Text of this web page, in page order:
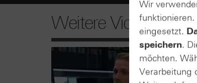
Weitere Videos
Wir
eingesetzt.
speichern.
möchten.
Verarbeitung